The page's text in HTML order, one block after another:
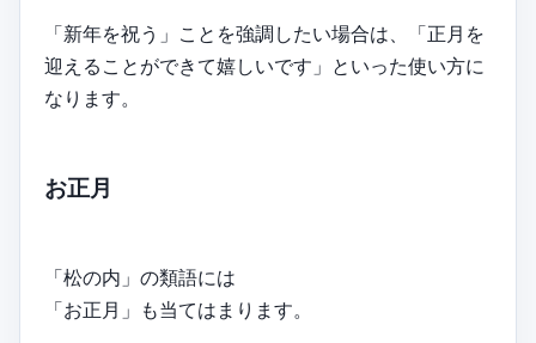
「新年を祝う」ことを強調したい場合は、「正月を
迎えることができて嬉しいです」といった使い方に
なります。
お正月
「松の内」の類語には
「お正月」も当てはまります。